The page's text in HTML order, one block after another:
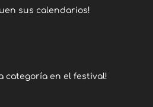
sus calendarios!
categoría en el festival!